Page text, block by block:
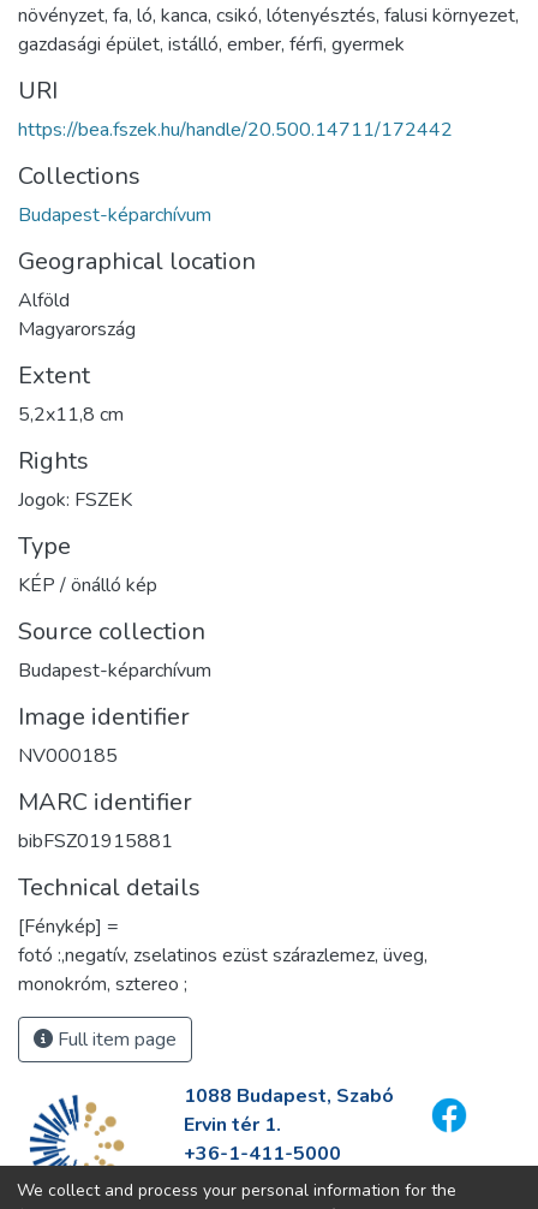
növényzet, fa, ló, kanca, csikó, lótenyésztés, falusi környezet,
gazdasági épület, istálló, ember, férfi, gyermek
URI
https://bea.fszek.hu/handle/20.500.14711/172442
Collections
Budapest-képarchívum
Geographical location
Alföld
Magyarország
Extent
5,2x11,8 cm
Rights
Jogok: FSZEK
Type
KÉP / önálló kép
Source collection
Budapest-képarchívum
Image identifier
NV000185
MARC identifier
bibFSZ01915881
Technical details
[Fénykép] =
fotó :,negatív, zselatinos ezüst szárazlemez, üveg,
monokróm, sztereo ;
Full item page
1088 Budapest, Szabó
Ervin tér 1.
+36-1-411-5000
info@fszek.hu
We collect and process your personal information for the